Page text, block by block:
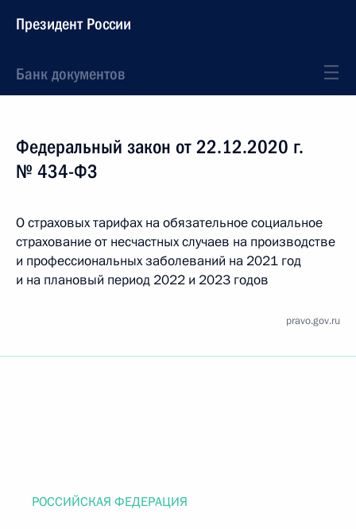
Президент России
Банк документов
Федеральный закон от 22.12.2020 г.
№ 434-ФЗ
О страховых тарифах на обязательное социальное
страхование от несчастных случаев на производстве
и профессиональных заболеваний на 2021 год
и на плановый период 2022 и 2023 годов
pravo.gov.ru
РОССИЙСКАЯ ФЕДЕРАЦИЯ